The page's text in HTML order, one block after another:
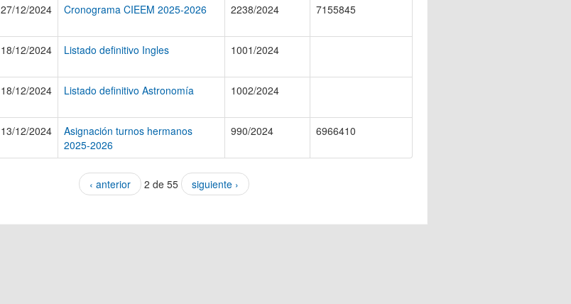
27/12/2024 Cronograma CIEEM 2025-2026 2238/2024 7155845
18/12/2024 Listado definitivo Ingles 1001/2024
18/12/2024 Listado definitivo Astronomía 1002/2024
13/12/2024
Asignación turnos hermanos
2025-2026
990/2024 6966410
‹ anterior 2 de 55 siguiente ›